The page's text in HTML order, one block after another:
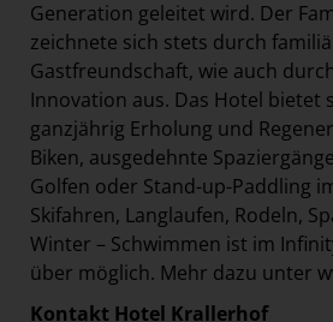
Generation geleitet wird. Der
zeichnete sich stets durch
Gastfreundschaft, wie auch
Innovation aus. Das Hotel bietet
ganzjährig Erholung und
Biken, ausgedehnte
Golfen oder Stand-up-Paddling
Skifahren, Langlaufen, Rodeln,
Winter – Schwimmen ist im
über möglich. Mehr dazu unter
Kontakt Hotel Krallerhof